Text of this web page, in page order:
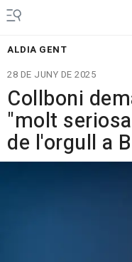
ALDIA GENT
28 DE JUNY DE 2025
Collboni
"molt
de l'orgull a